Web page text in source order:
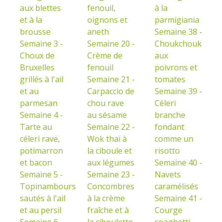
aux blettes
et à la
brousse
Semaine 3 -
Choux de
Bruxelles
grillés à l'ail
et au
parmesan
Semaine 4 -
Tarte au
céleri rave,
potimarron
et bacon
Semaine 5 -
Topinambours
sautés à l'ail
et au persil
fenouil,
oignons et
aneth
Semaine 20 -
Crème de
fenouil
Semaine 21 -
Carpaccio de
chou rave
au sésame
Semaine 22 -
Wok thaï à
la ciboule et
aux légumes
Semaine 23 -
Concombres
à la crème
fraîche et à
à la
parmigiania
Semaine 38 -
Choukchouka
aux
poivrons et
tomates
Semaine 39 -
Céleri
branche
fondant
comme un
risotto
Semaine 40 -
Navets
caramélisés
Semaine 41 -
Courge